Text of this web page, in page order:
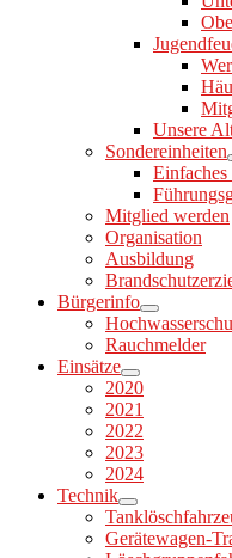
Unsere
Sondereinheiten
Mitglied werden
Organisation
Ausbildung
Bürgerinfo
Rauchmelder
Einsätze
2020
2021
2022
2023
2024
Technik
Gerätewagen-